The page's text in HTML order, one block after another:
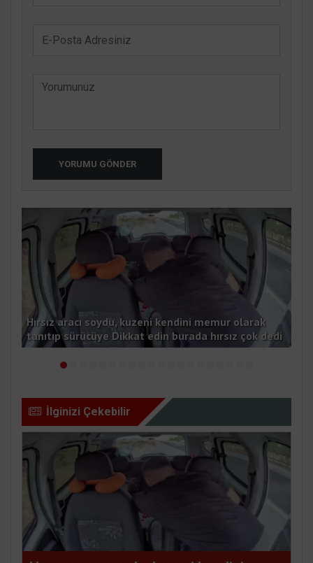
YORUMU GÖNDER
Hırsız aracı soydu, kuzeni kendini memur olarak
tanıtıp sürücüye Dikkat edin burada hırsız çok dedi
İlginizi Çekebilir